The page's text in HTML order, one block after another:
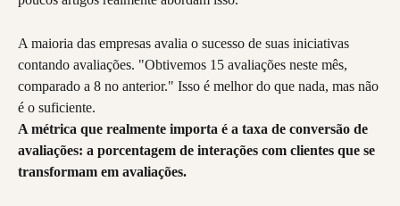
A maioria das empresas avalia o sucesso de suas iniciativas
contando avaliações. "Obtivemos 15 avaliações neste mês,
comparado a 8 no anterior." Isso é melhor do que nada, mas não
é o suficiente.
A métrica que realmente importa é a taxa de conversão de
avaliações: a porcentagem de interações com clientes que se
transformam em avaliações.